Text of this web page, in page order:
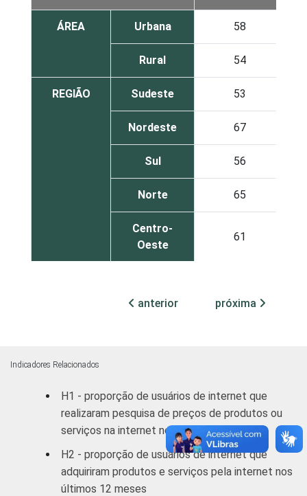
ÁREA Urbana 58
Rural 54
REGIÃO Sudeste 53
Nordeste 67
Sul 56
Norte 65
Centro-
Oeste
61
INSTRUÇÃO
Fundamental 52
Médio 61
Superior 62
anterior próxima
Indicadores Relacionados
H1 - proporção de usuários de internet que
realizaram pesquisa de preços de produtos ou
serviços na internet nos últimos 12 meses
H2 - proporção de usuários de internet que
adquiriram produtos e serviços pela internet nos
últimos 12 meses